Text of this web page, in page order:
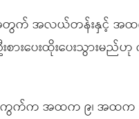
က် အလယ်တန်းနှင့် အထက်
ားပေးထိုးပေးသွားမည်ဟု
ာရပ်ကွက်က အထက ၉၊